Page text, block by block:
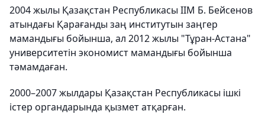
2004 жылы Қазақстан Республикасы ІІМ Б. Бейсенов
атындағы Қарағанды заң институтын заңгер
мамандығы бойынша, ал 2012 жылы "Тұран-Астана"
университетін экономист мамандығы бойынша
тәмамдаған.
2000–2007 жылдары Қазақстан Республикасы ішкі
істер органдарында қызмет атқарған.